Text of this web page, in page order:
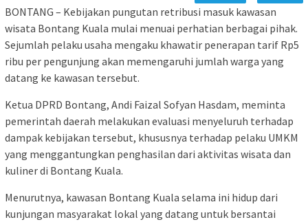
BONTANG – Kebijakan pungutan retribusi masuk kawasan
wisata Bontang Kuala mulai menuai perhatian berbagai pihak.
Sejumlah pelaku usaha mengaku khawatir penerapan tarif Rp5
ribu per pengunjung akan memengaruhi jumlah warga yang
datang ke kawasan tersebut.
Ketua DPRD Bontang, Andi Faizal Sofyan Hasdam, meminta
pemerintah daerah melakukan evaluasi menyeluruh terhadap
dampak kebijakan tersebut, khususnya terhadap pelaku UMKM
yang menggantungkan penghasilan dari aktivitas wisata dan
kuliner di Bontang Kuala.
Menurutnya, kawasan Bontang Kuala selama ini hidup dari
kunjungan masyarakat lokal yang datang untuk bersantai